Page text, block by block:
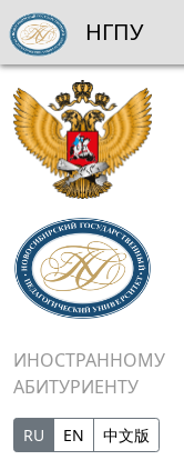
ИНОСТРАННОМУ
АБИТУРИЕНТУ
RU EN 中文版
НГПУ